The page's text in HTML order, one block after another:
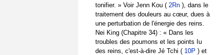
tonifier. » Voir Jenn Kou ( 2Rn ), dans le
traitement des douleurs au cœur, dues à
une perturbation de l'énergie des reins.
Nei King (Chapitre 34) : « Dans les
troubles des poumons et les points Iu
des reins, c'est-à-dire Jé Tchi ( 10P ) et